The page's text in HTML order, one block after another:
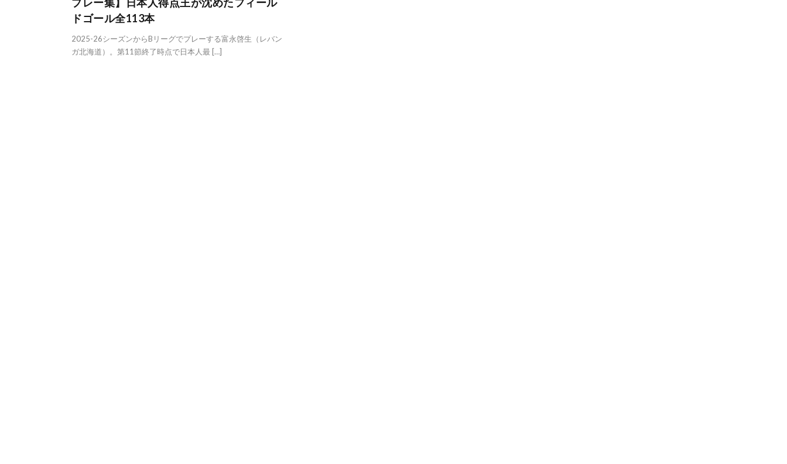
ドゴール全113本
2025-26シーズンからBリーグでプレーする富永啓生（レバン
ガ北海道）。第11節終了時点で日本人最 […]